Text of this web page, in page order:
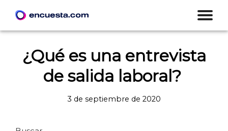
¿Qué es una entrevista
de salida laboral?
3 de septiembre de 2020